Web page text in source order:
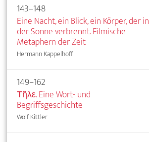
143–148
Eine Nacht, ein Blick, ein Körper, der in
der Sonne verbrennt. Filmische
Metaphern der Zeit
Hermann Kappelhoff
149–162
Τῆλε. Eine Wort- und
Begriffsgeschichte
Wolf Kittler